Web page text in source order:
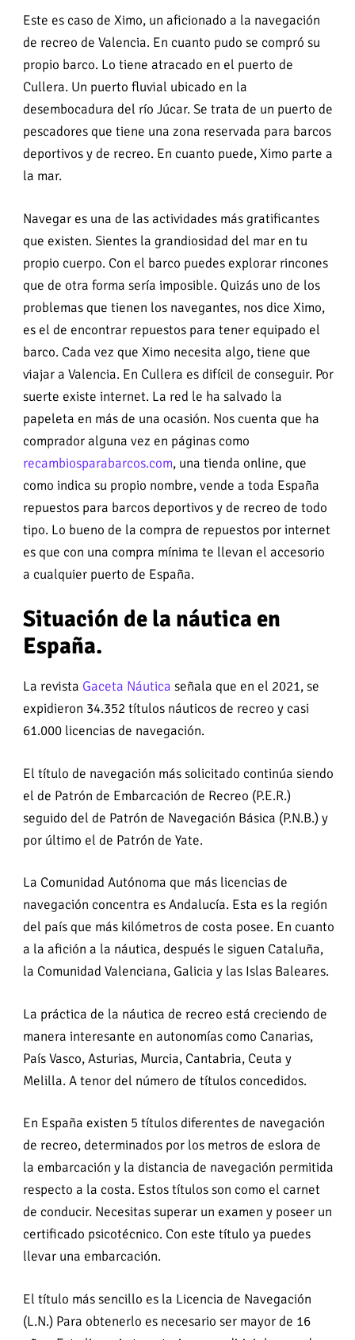
Este es caso de Ximo, un aficionado a la navegación
de recreo de Valencia. En cuanto pudo se compró su
propio barco. Lo tiene atracado en el puerto de
Cullera. Un puerto fluvial ubicado en la
desembocadura del río Júcar. Se trata de un puerto de
pescadores que tiene una zona reservada para barcos
deportivos y de recreo. En cuanto puede, Ximo parte a
la mar.
Navegar es una de las actividades más gratificantes
que existen. Sientes la grandiosidad del mar en tu
propio cuerpo. Con el barco puedes explorar rincones
que de otra forma sería imposible. Quizás uno de los
problemas que tienen los navegantes, nos dice Ximo,
es el de encontrar repuestos para tener equipado el
barco. Cada vez que Ximo necesita algo, tiene que
viajar a Valencia. En Cullera es difícil de conseguir. Por
suerte existe internet. La red le ha salvado la
papeleta en más de una ocasión. Nos cuenta que ha
comprador alguna vez en páginas como
recambiosparabarcos.com, una tienda online, que
como indica su propio nombre, vende a toda España
repuestos para barcos deportivos y de recreo de todo
tipo. Lo bueno de la compra de repuestos por internet
es que con una compra mínima te llevan el accesorio
a cualquier puerto de España.
Situación de la náutica en
España.
La revista Gaceta Náutica señala que en el 2021, se
expidieron 34.352 títulos náuticos de recreo y casi
61.000 licencias de navegación.
El título de navegación más solicitado continúa siendo
el de Patrón de Embarcación de Recreo (P.E.R.)
seguido del de Patrón de Navegación Básica (P.N.B.) y
por último el de Patrón de Yate.
La Comunidad Autónoma que más licencias de
navegación concentra es Andalucía. Esta es la región
del país que más kilómetros de costa posee. En cuanto
a la afición a la náutica, después le siguen Cataluña,
la Comunidad Valenciana, Galicia y las Islas Baleares.
La práctica de la náutica de recreo está creciendo de
manera interesante en autonomías como Canarias,
País Vasco, Asturias, Murcia, Cantabria, Ceuta y
Melilla. A tenor del número de títulos concedidos.
En España existen 5 títulos diferentes de navegación
de recreo, determinados por los metros de eslora de
la embarcación y la distancia de navegación permitida
respecto a la costa. Estos títulos son como el carnet
de conducir. Necesitas superar un examen y poseer un
certificado psicotécnico. Con este título ya puedes
llevar una embarcación.
El título más sencillo es la Licencia de Navegación
(L.N.) Para obtenerlo es necesario ser mayor de 16